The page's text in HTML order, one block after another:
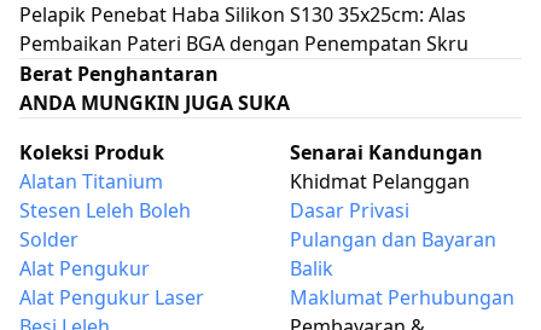
Pelapik Penebat Haba Silikon S130 35x25cm: Alas
Pembaikan Pateri BGA dengan Penempatan Skru
Berat Penghantaran
ANDA MUNGKIN JUGA SUKA
Koleksi Produk
Alatan Titanium
Stesen Leleh Boleh
Solder
Alat Pengukur
Alat Pengukur Laser
Senarai Kandungan
Khidmat Pelanggan
Dasar Privasi
Pulangan dan Bayaran
Balik
Maklumat Perhubungan